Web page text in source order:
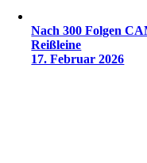
Nach 300 Folgen
Reißleine
17. Februar 2026